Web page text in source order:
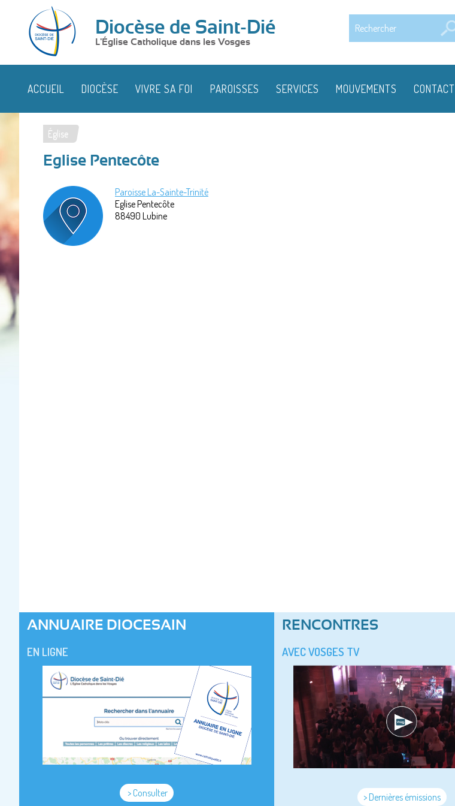
Diocèse de Saint-Dié
L'Église Catholique dans les Vosges
ACCUEIL DIOCÈSE VIVRE SA FOI PAROISSES SERVICES MOUVEMENTS CONTACT
Vous
êtes
ici
Église
Eglise Pentecôte
Paroisse La-Sainte-Trinité
Eglise Pentecôte
88490 Lubine
ANNUAIRE DIOCESAIN
EN LIGNE
> Consulter
RENCONTRES
AVEC VOSGES TV
> Dernières émissions